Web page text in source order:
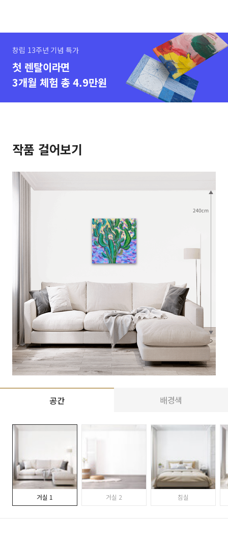
창립 13주년 기념 특가
첫 렌탈이라면
3개월 체험 총 4.9만원
작품 걸어보기
공간 배경색
거실 1 거실 2 침실